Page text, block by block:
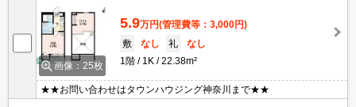
画像：25枚
5.9万円(管理費等：3,000円)
敷
なし 礼
なし
1階
1K 22.38m²
★★お問い合わせはタウンハウジング神奈川まで★★